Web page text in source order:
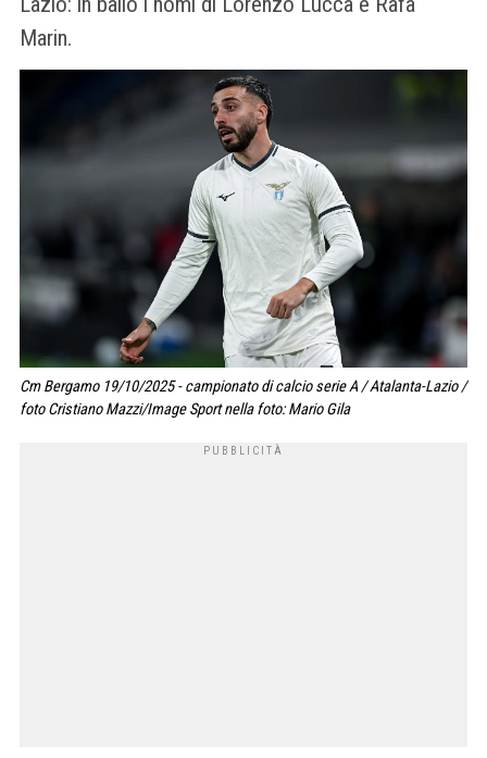
Marin.
Cm Bergamo 19/10/2025 - campionato di calcio serie A / Atalanta-Lazio /
foto Cristiano Mazzi/Image Sport nella foto: Mario Gila